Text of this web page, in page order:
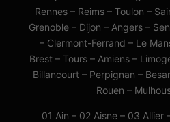
Rennes – Reims – Toulon –
Grenoble – Dijon – Angers –
– Clermont-Ferrand – Le
Brest – Tours – Amiens –
Billancourt – Perpignan –
Rouen –
01 Ain – 02 Aisne – 03